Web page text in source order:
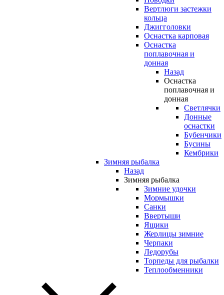
Вертлюги застежки
кольца
Джигголовки
Оснастка карповая
Оснастка
поплавочная и
донная
Назад
Оснастка
поплавочная и
донная
Светлячки
Донные
оснастки
Бубенчики
Бусины
Кембрики
Зимняя рыбалка
Назад
Зимняя рыбалка
Зимние удочки
Мормышки
Санки
Ввертыши
Ящики
Жерлицы зимние
Черпаки
Ледорубы
Торпеды для рыбалки
Теплообменники